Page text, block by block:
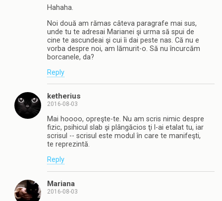
Hahaha.
Noi două am rămas câteva paragrafe mai sus,
unde tu te adresai Marianei şi urma să spui de
cine te ascundeai şi cui îi dai peste nas. Că nu e
vorba despre noi, am lămurit-o. Să nu încurcăm
borcanele, da?
Reply
ketherius
2016-08-03
Mai hoooo, opreşte-te. Nu am scris nimic despre
fizic, psihicul slab şi plângăcios ţi l-ai etalat tu, iar
scrisul -- scrisul este modul în care te manifeşti,
te reprezintă.
Reply
Mariana
2016-08-03